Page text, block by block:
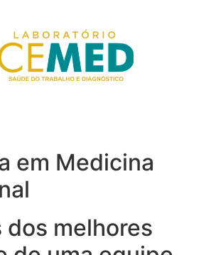
em Medicina
dos melhores